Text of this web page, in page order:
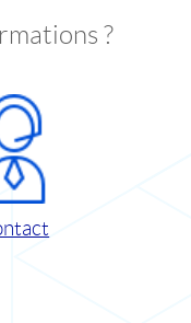
?